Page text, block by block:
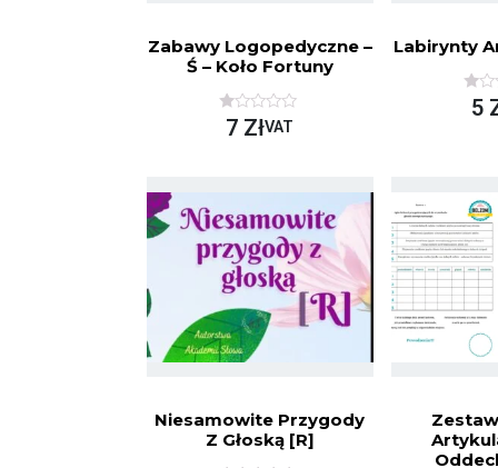
Zabawy Logopedyczne –
Ś – Koło Fortuny
O
O
A
7 ZłVAT
Labirynty
O
O
N
A
5
5
Niesamowite Przygody
Z Głoską [R]